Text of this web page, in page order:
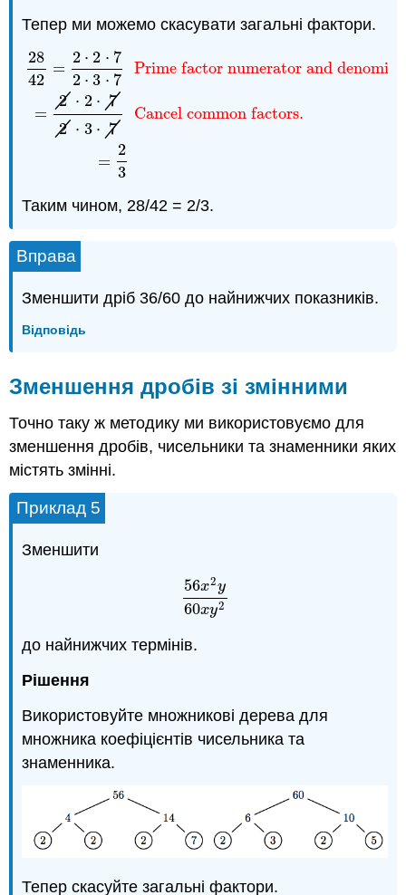
Тепер ми можемо скасувати загальні фактори.
28
42
=
2 ⋅ 2 ⋅ 7
2 ⋅ 3 ⋅ 7
=
2 ⋅ 2 ⋅ 7
2 ⋅ 3 ⋅ 7
=
2
3
Prime factor numerator and
Cancel common factors.
2842 2⋅ 2 ⋅72⋅ ⋅7 Prime factor numerator and
Таким чином, 28/42 = 2/3.
Вправа
Зменшити дріб 36/60 до найнижчих показників.
Відповідь
Зменшення дробів зі змінними
Точно таку ж методику ми використовуємо для
зменшення дробів, чисельники та знаменники яких
містять змінні.
Приклад 5
Зменшити
56x2y
60xy2
56x2y60
до найнижчих термінів.
Рішення
Використовуйте множникові дерева для
множника коефіцієнтів чисельника та
знаменника.
Тепер скасуйте загальні фактори.